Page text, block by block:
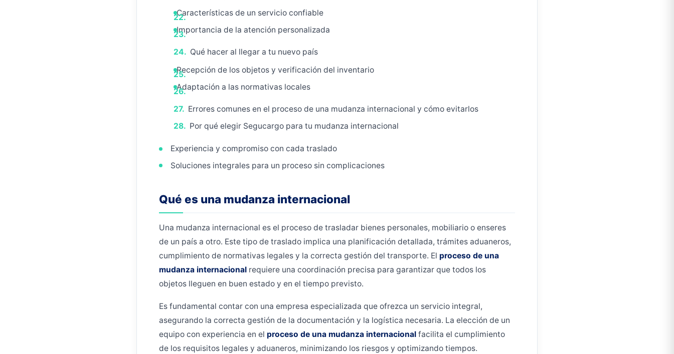
Características de un servicio confiable
Importancia de la atención personalizada
Qué hacer al llegar a tu nuevo país
Recepción de los objetos y verificación del inventario
Adaptación a las normativas locales
Errores comunes en el proceso de una mudanza internacional y cómo evitarlos
Por qué elegir Segucargo para tu mudanza internacional
Experiencia y compromiso con cada traslado
Soluciones integrales para un proceso sin complicaciones
Qué es una mudanza internacional
Una mudanza internacional es el proceso de trasladar bienes personales, mobiliario o enseres
de un país a otro. Este tipo de traslado implica una planificación detallada, trámites aduaneros,
cumplimiento de normativas legales y la correcta gestión del transporte. El proceso de una
mudanza internacional requiere una coordinación precisa para garantizar que todos los
objetos lleguen en buen estado y en el tiempo previsto.
Es fundamental contar con una empresa especializada que ofrezca un servicio integral,
asegurando la correcta gestión de la documentación y la logística necesaria. La elección de un
equipo con experiencia en el proceso de una mudanza internacional facilita el cumplimiento
de los requisitos legales y aduaneros, minimizando los riesgos y optimizando tiempos.